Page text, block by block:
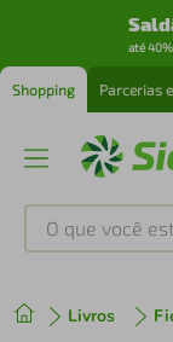
até
Shopping Parcerias
O que você está
Livros